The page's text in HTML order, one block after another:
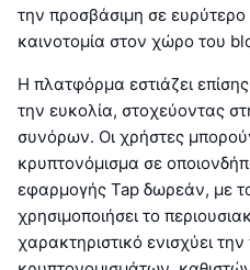
την προσβάσιμη σε
καινοτομία στον χώρο του
Η πλατφόρμα εστιάζει
την ευκολία, στοχεύοντας
συνόρων. Οι χρήστες
κρυπτονόμισμα σε
εφαρμογής Tap δωρεάν, με
χρησιμοποιήσει το
χαρακτηριστικό ενισχύει